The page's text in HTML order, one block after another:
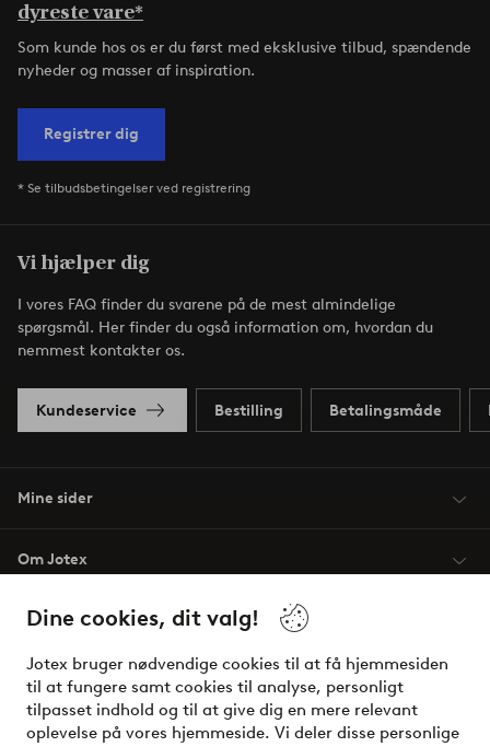
Dine cookies, dit valg!
Jotex bruger nødvendige cookies til at få hjemmesiden
til at fungere samt cookies til analyse, personligt
tilpasset indhold og til at give dig en mere relevant
oplevelse på vores hjemmeside. Vi deler disse personlige
dyreste vare*
Som kunde hos os er du først med eksklusive tilbud, spændende
nyheder og masser af inspiration.
Registrer dig
* Se tilbudsbetingelser ved registrering
Vi hjælper dig
I vores FAQ finder du svarene på de mest almindelige
spørgsmål. Her finder du også information om, hvordan du
nemmest kontakter os.
Kundeservice Bestilling Betalingsmåde
Mine sider
Om Jotex
Vilkår
Venner